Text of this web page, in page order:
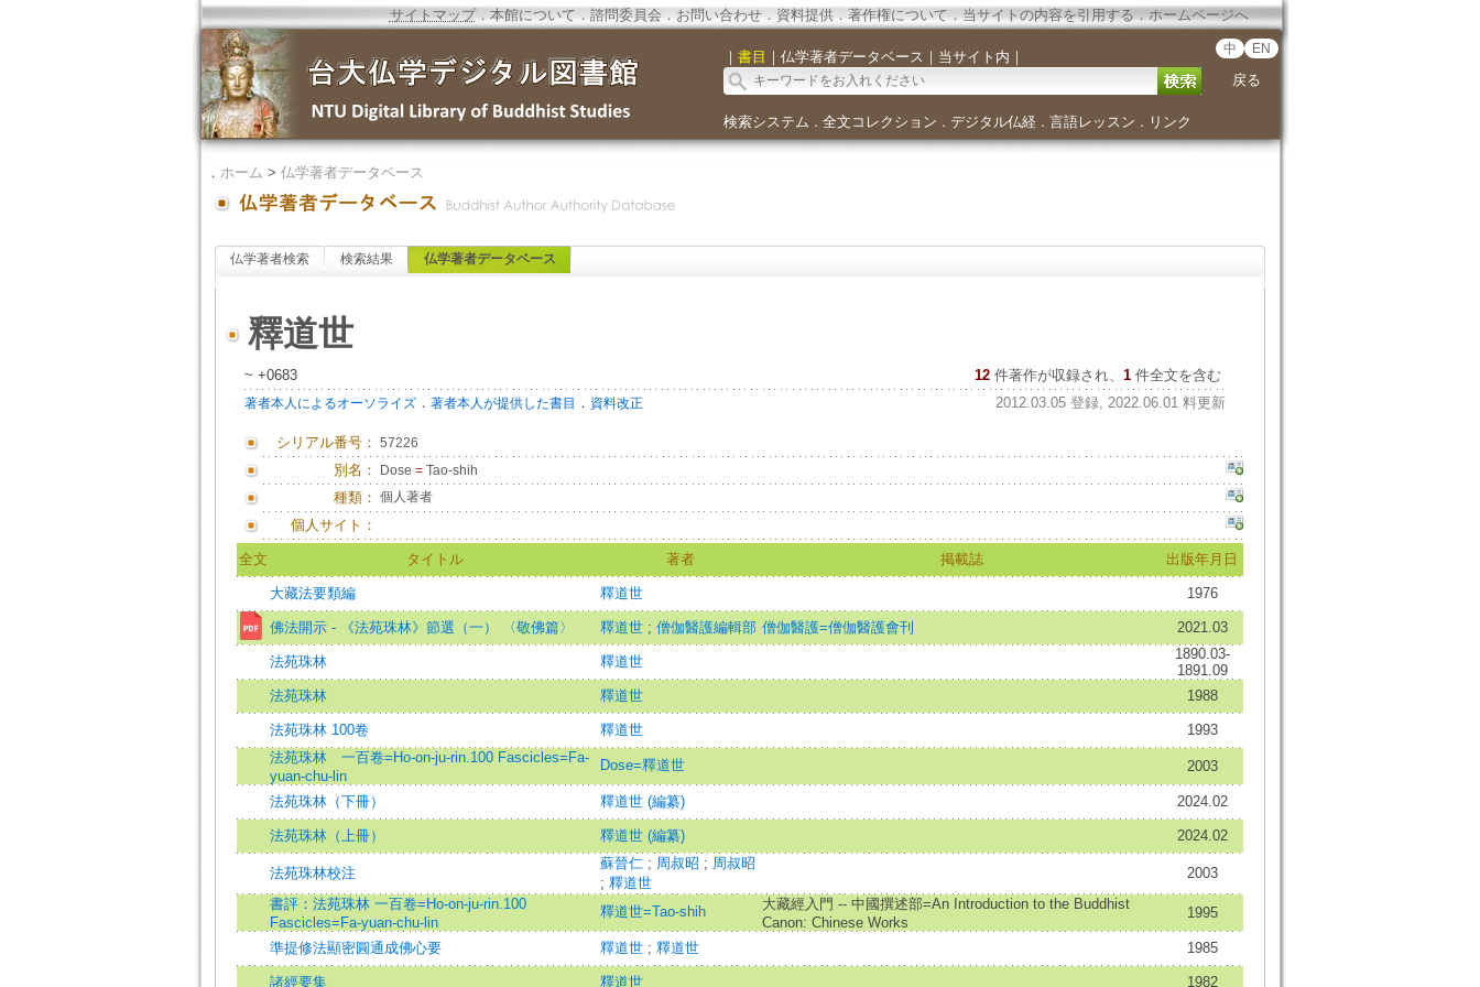
サイトマップ．本館について．諮問委員会． お問い合わせ． 資料提供．著作権について．当サイトの内容を引用する．ホームページへ
｜ 書目 ｜ 仏学著者データベース ｜ 当サイト内 ｜ 中 EN
戻る
検索システム ． 全文コレクション ． デジタル仏経． 言語レッスン ． リンク
． ホーム > 仏学著者データベース
仏学著者検索 検索結果 仏学著者データベース
釋道世
~ +0683 12 件著作が収録され、 1件全文を含む
著者本人によるオーソライズ． 著者本人が提供した書目 ． 資料改正 2012.03.05 登録, 2022.06.01 料更新
シリアル番号： 57226
別名： Dose =Tao-shih
種類： 個人著者
個人サイト：
全文 タイトル 著者 掲載誌 出版年月日
大藏法要類編 釋道世 1976
佛法開示 - 《法苑珠林》節選（一） 〈敬佛篇〉 釋道世 ; 僧伽醫護編輯部 僧伽醫護=僧伽醫護會刊 2021.03
法苑珠林 釋道世
1890.03-
1891.09
法苑珠林
釋道世 1988
法苑珠林 100卷 釋道世
1993
法苑珠林 一百卷=Ho-on-ju-rin.100 Fascicles=Fa-
yuan-chu-lin
Dose=釋道世 2003
法苑珠林（下冊） 釋道世 (編纂) 2024.02
法苑珠林（上冊） 釋道世 (編纂) 2024.02
法苑珠林校注
蘇晉仁 ; 周叔昭 ; 周叔昭
; 釋道世
2003
書評：法苑珠林 一百卷=Ho-on-ju-rin.100
Fascicles=Fa-yuan-chu-lin
釋道世=Tao-shih
大藏經入門 -- 中國撰述部=An Introduction to the Buddhist
Canon: Chinese Works
1995
準提修法顯密圓通成佛心要 釋道世 ; 釋道世 1985
諸經要集 釋道世 1982